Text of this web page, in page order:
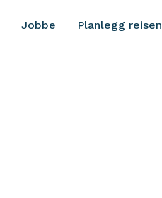
Jobbe Planlegg reisen